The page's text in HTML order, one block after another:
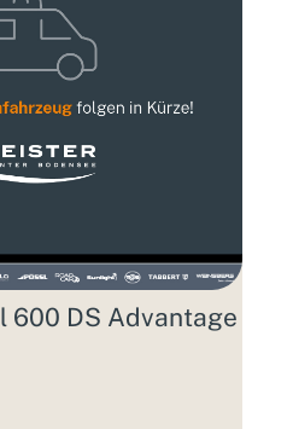
600 DS Advantage